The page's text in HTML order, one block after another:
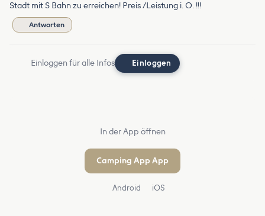
Stadt mit S Bahn zu erreichen! Preis /Leistung i. O. !!!
Antworten
Einloggen für alle Infos Einloggen
In der App öffnen
Camping App App
Android iOS